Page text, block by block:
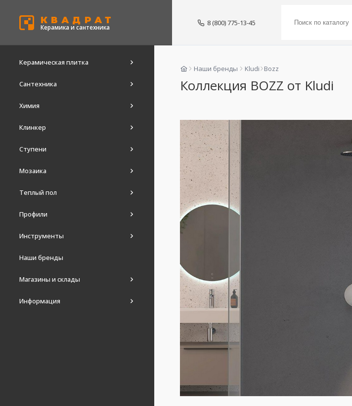
КВАДРАТ
Керамика и сантехника
8 (800) 775-13-45
Керамическая плитка
Сантехника
Химия
Клинкер
Ступени
Мозаика
Теплый пол
Профили
Инструменты
Наши бренды
Магазины и склады
Информация
Наши бренды Kludi Bozz
Коллекция BOZZ от Kludi